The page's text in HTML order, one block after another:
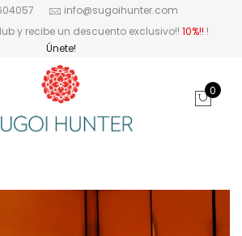
info@sugoihunter.com
y recibe un descuento exclusivo!! 10%!! !
Únete!
0